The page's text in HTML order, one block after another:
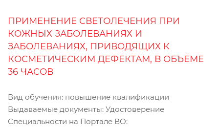
ПРИМЕНЕНИЕ СВЕТОЛЕЧЕНИЯ ПРИ
КОЖНЫХ ЗАБОЛЕВАНИЯХ И
ЗАБОЛЕВАНИЯХ, ПРИВОДЯЩИХ К
КОСМЕТИЧЕСКИМ ДЕФЕКТАМ, В ОБЪЕМЕ
36 ЧАСОВ
Вид обучения: повышение квалификации
Выдаваемые документы: Удостоверение
Специальности на Портале ВО: